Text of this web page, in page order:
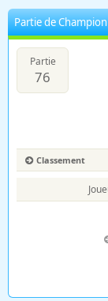
Partie de
Partie
76
Classement